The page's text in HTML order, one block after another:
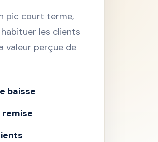
pic court terme,
les clients
valeur perçue de
baisse
remise